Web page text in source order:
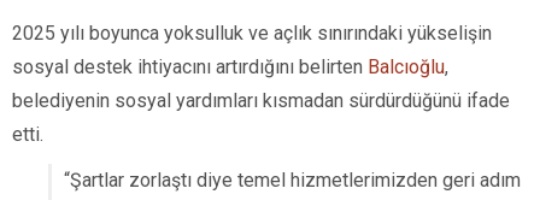
2025 yılı boyunca yoksulluk ve açlık sınırındaki yükselişin
sosyal destek ihtiyacını artırdığını belirten Balcıoğlu,
belediyenin sosyal yardımları kısmadan sürdürdüğünü ifade
etti.
“Şartlar zorlaştı diye temel hizmetlerimizden geri adım